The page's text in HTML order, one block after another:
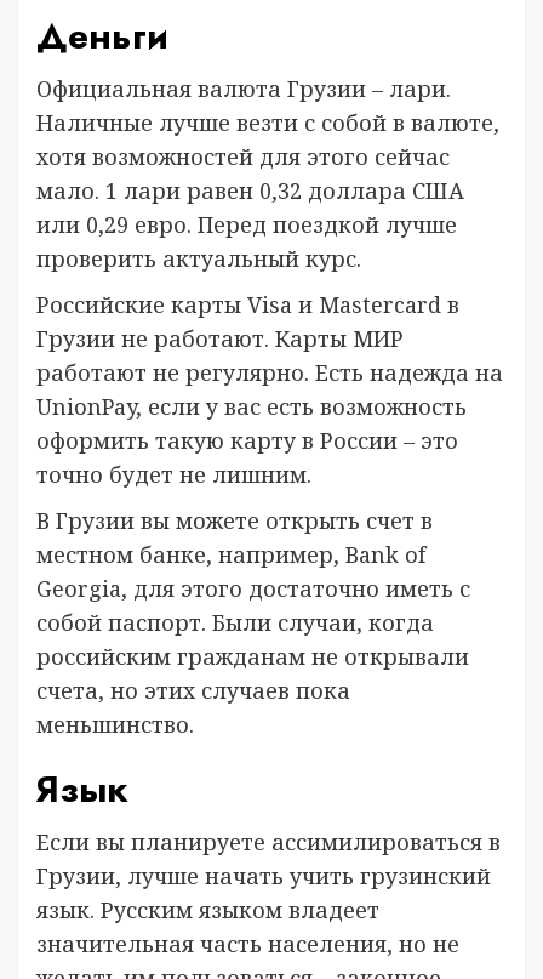
Деньги
Официальная валюта Грузии – лари.
Наличные лучше везти с собой в валюте,
хотя возможностей для этого сейчас
мало. 1 лари равен 0,32 доллара США
или 0,29 евро. Перед поездкой лучше
проверить актуальный курс.
Российские карты Visa и Mastercard в
Грузии не работают. Карты МИР
работают не регулярно. Есть надежда на
UnionPay, если у вас есть возможность
оформить такую карту в России – это
точно будет не лишним.
В Грузии вы можете открыть счет в
местном банке, например, Bank of
Georgia, для этого достаточно иметь с
собой паспорт. Были случаи, когда
российским гражданам не открывали
счета, но этих случаев пока
меньшинство.
Язык
Если вы планируете ассимилироваться в
Грузии, лучше начать учить грузинский
язык. Русским языком владеет
значительная часть населения, но не